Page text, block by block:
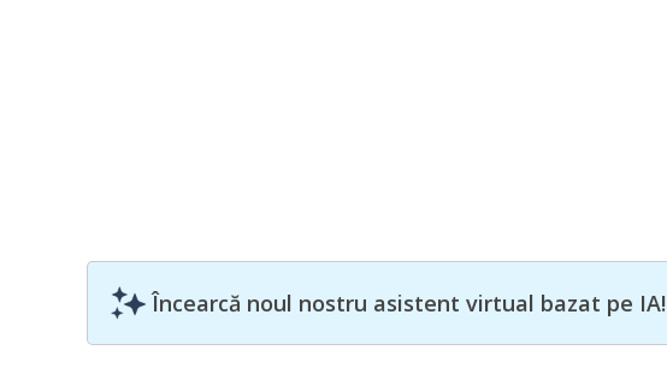
Încearcă noul nostru asistent virtual bazat pe IA!